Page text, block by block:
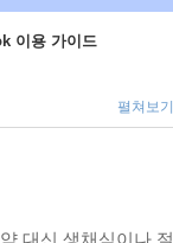
이용 가이드
펼쳐보기
대신 생채식이나